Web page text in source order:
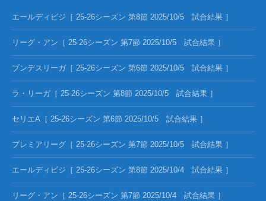
エールディビジ［ 25-26シーズン 第8節 2025/10/5 試合結果 ］
リーグ・アン［ 25-26シーズン 第7節 2025/10/5 試合結果 ］
ブンデスリーガ［ 25-26シーズン 第6節 2025/10/5 試合結果 ］
ラ・リーガ［ 25-26シーズン 第8節 2025/10/5 試合結果 ］
セリエA［ 25-26シーズン 第6節 2025/10/5 試合結果 ］
プレミアリーグ［ 25-26シーズン 第7節 2025/10/5 試合結果 ］
エールディビジ［ 25-26シーズン 第8節 2025/10/4 試合結果 ］
リーグ・アン［ 25-26シーズン 第7節 2025/10/4 試合結果 ］